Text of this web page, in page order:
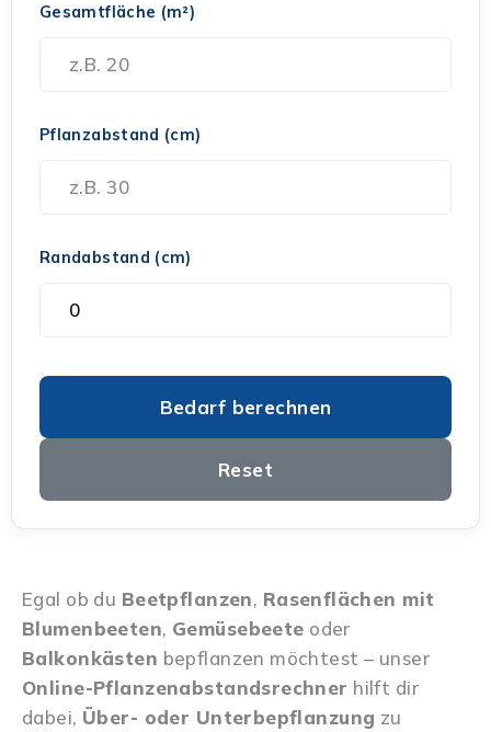
Gesamtfläche (m²)
Pflanzabstand (cm)
Randabstand (cm)
Bedarf berechnen
Reset
Egal ob du Beetpflanzen, Rasenflächen mit
Blumenbeeten, Gemüsebeete oder
Balkonkästen bepflanzen möchtest – unser
Online-Pflanzenabstandsrechner hilft dir
dabei, Über- oder Unterbepflanzung zu